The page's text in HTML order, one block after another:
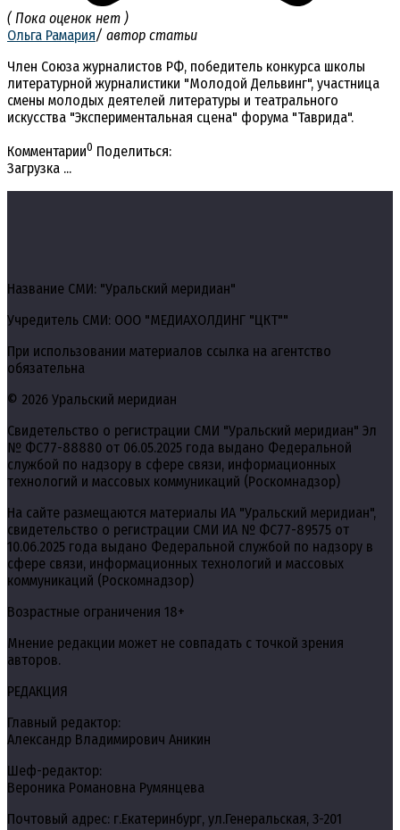
( Пока оценок нет )
Ольга Рамария/ автор статьи
Член Союза журналистов РФ, победитель конкурса школы
литературной журналистики "Молодой Дельвинг", участница
смены молодых деятелей литературы и театрального
искусства "Экспериментальная сцена" форума "Таврида".
Комментарии0 Поделиться:
Загрузка ...
Название СМИ: "Уральский меридиан"
Учредитель СМИ: ООО "МЕДИАХОЛДИНГ "ЦКТ""
При использовании материалов ссылка на агентство
обязательна
© 2026 Уральский меридиан
Свидетельство о регистрации СМИ "Уральский меридиан" Эл
№ ФС77-88880 от 06.05.2025 года выдано Федеральной
службой по надзору в сфере связи, информационных
технологий и массовых коммуникаций (Роскомнадзор)
На сайте размещаются материалы ИА "Уральский меридиан",
свидетельство о регистрации СМИ ИА № ФС77-89575 от
10.06.2025 года выдано Федеральной службой по надзору в
сфере связи, информационных технологий и массовых
коммуникаций (Роскомнадзор)
Возрастные ограничения 18+
Мнение редакции может не совпадать с точкой зрения
авторов.
РЕДАКЦИЯ
Главный редактор:
Александр Владимирович Аникин
Шеф-редактор:
Вероника Романовна Румянцева
Почтовый адрес: г.Екатеринбург, ул.Генеральская, 3-201